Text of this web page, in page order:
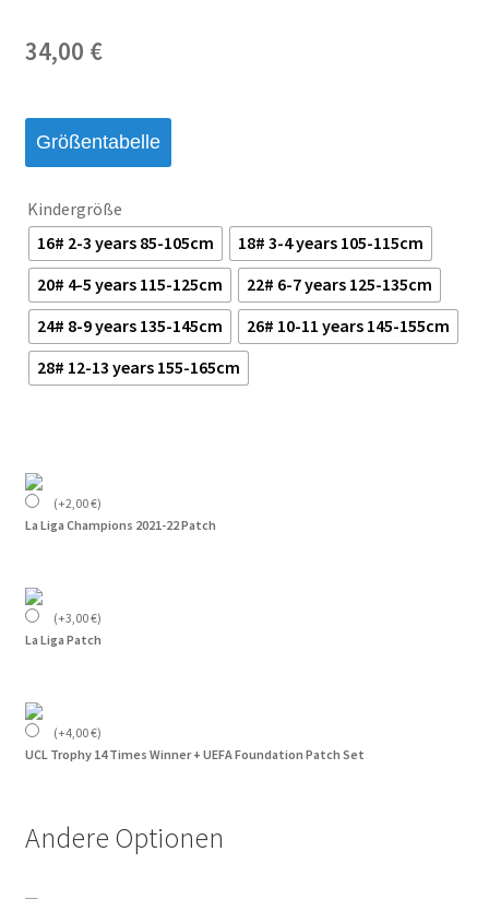
34,00 €
Größentabelle
Kindergröße
16# 2-3 years 85-105cm
18# 3-4 years 105-115cm
20# 4-5 years 115-125cm
22# 6-7 years 125-135cm
24# 8-9 years 135-145cm
26# 10-11 years 145-155cm
28# 12-13 years 155-165cm
(+2,00€)
La Liga Champions 2021-22 Patch
(+3,00€)
La Liga Patch
(+4,00€)
UCL Trophy 14 Times Winner + UEFA Foundation Patch Set
Andere Optionen